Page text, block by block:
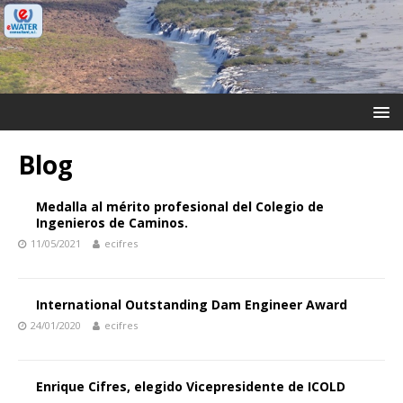
Blog
Medalla al mérito profesional del Colegio de
Ingenieros de Caminos.
11/05/2021 ecifres
International Outstanding Dam Engineer Award
24/01/2020 ecifres
Enrique Cifres, elegido Vicepresidente de ICOLD